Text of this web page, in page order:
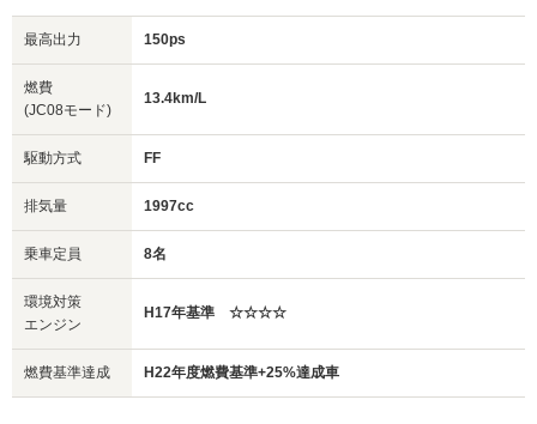
最高出力 150ps
燃費
(JC08モード)
13.4km/L
駆動方式 FF
排気量 1997cc
乗車定員 8名
環境対策
エンジン
H17年基準 ☆☆☆☆
燃費基準達成 H22年度燃費基準+25%達成車